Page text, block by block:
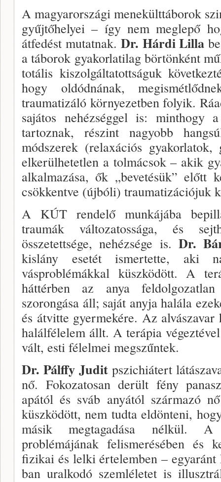
A magyarországi menekülttáborok
gyűjtő­helyei – így nem meglepő
átfedést mutatnak. Dr. Hárdi Lilla
a táborok gyakorlatilag bör­tönként
totális kiszolgáltatottságuk
hogy oldód­nának,
traumatizáló környezetben fo­lyik.
sajátos nehézséggel is: minthogy
tartoznak, ré­szint nagyobb
módszerek (relaxációs gyakor­latok,
elke­rülhetetlen a tolmácsok – akik
alkalmazása, ők „bevetésük” előtt
csökkentve (újbóli) traumatizációjuk
A KÚT rendelő munkájába
traumák változa­tossága, és
összetettsége, nehézsége is. Dr.
kislány esetét is­mertette, aki
vásproblémákkal küszködött. A
háttérben az anya
szorongása áll; saját anyja halála
és átvitte gyermekére. Az
halálfélelem állt. A te­rápia
vált, esti félelmei megszűntek.
Dr. Pálffy Judit pszichiátert
nő. Foko­zatosan derült fény
apától és sváb anyától származó
küszködött, nem tudta eldönteni,
másik megtagadása nélkül.
problémájának felismerésében és
fizikai és lelki értelemben –
ban uralkodó szemléle­tet is